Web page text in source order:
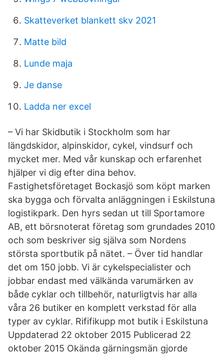
Skatteverket blankett skv 2021
Matte bild
Lunde maja
Je danse
Ladda ner excel
– Vi har Skidbutik i Stockholm som har
längdskidor, alpinskidor, cykel, vindsurf och
mycket mer. Med vår kunskap och erfarenhet
hjälper vi dig efter dina behov.
Fastighetsföretaget Bockasjö som köpt marken
ska bygga och förvalta anläggningen i Eskilstuna
logistikpark. Den hyrs sedan ut till Sportamore
AB, ett börsnoterat företag som grundades 2010
och som beskriver sig själva som Nordens
största sportbutik på nätet. – Över tid handlar
det om 150 jobb. Vi är cykelspecialister och
jobbar endast med välkända varumärken av
både cyklar och tillbehör, naturligtvis har alla
våra 26 butiker en komplett verkstad för alla
typer av cyklar. Rififikupp mot butik i Eskilstuna
Uppdaterad 22 oktober 2015 Publicerad 22
oktober 2015 Okända gärningsmän gjorde